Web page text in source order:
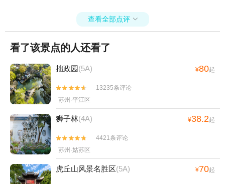
查看全部点评 
看了该景点的人还看了
拙政园(5A) ¥80起


13235条评论
苏州·平江区
狮子林(4A) ¥38.2起


4421条评论
苏州·姑苏区
虎丘山风景名胜区(5A) ¥70起